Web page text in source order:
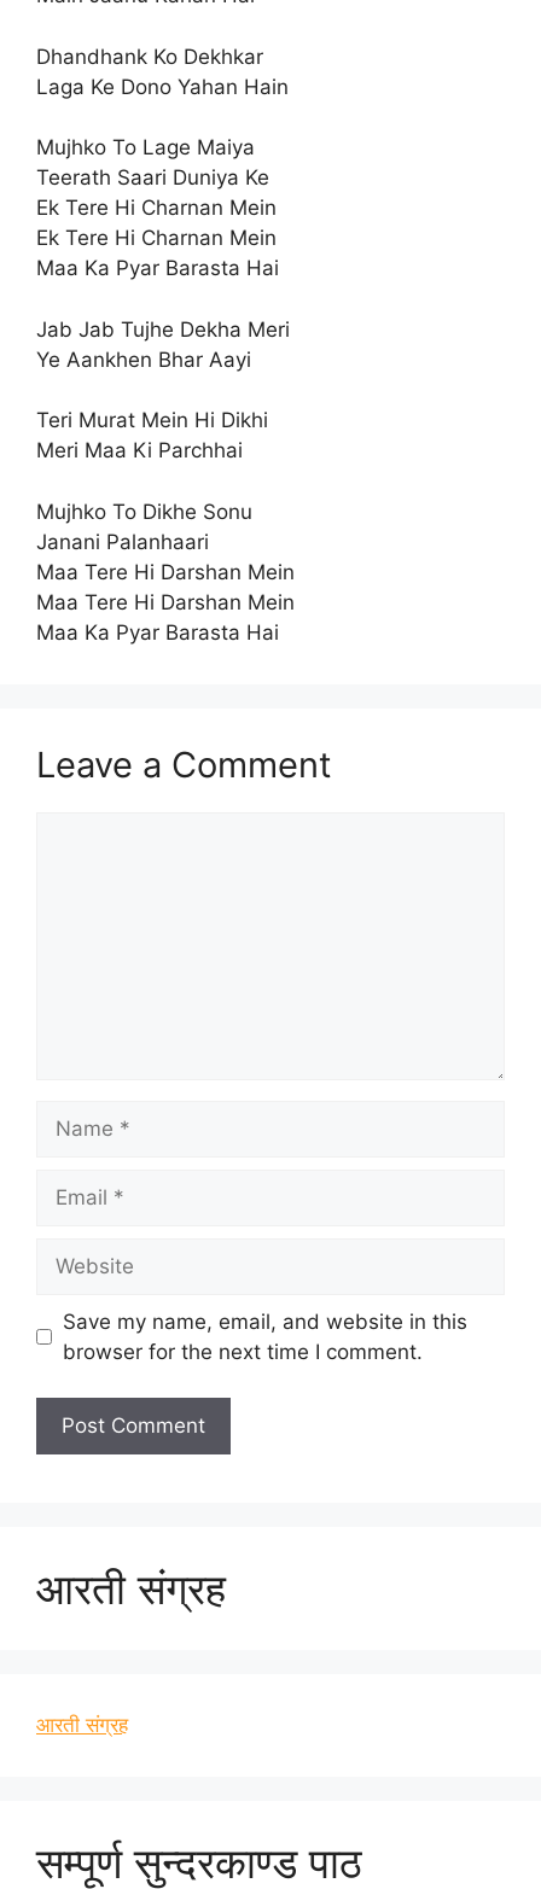
Dhandhank Ko Dekhkar
Laga Ke Dono Yahan Hain
Mujhko To Lage Maiya
Teerath Saari Duniya Ke
Ek Tere Hi Charnan Mein
Ek Tere Hi Charnan Mein
Maa Ka Pyar Barasta Hai
Jab Jab Tujhe Dekha Meri
Ye Aankhen Bhar Aayi
Teri Murat Mein Hi Dikhi
Meri Maa Ki Parchhai
Mujhko To Dikhe Sonu
Janani Palanhaari
Maa Tere Hi Darshan Mein
Maa Tere Hi Darshan Mein
Maa Ka Pyar Barasta Hai
Leave a Comment
Save my name, email, and website in this
browser for the next time I comment.
आरती संग्रह
आरती संग्रह
सम्पूर्ण सुन्दरकाण्ड पाठ